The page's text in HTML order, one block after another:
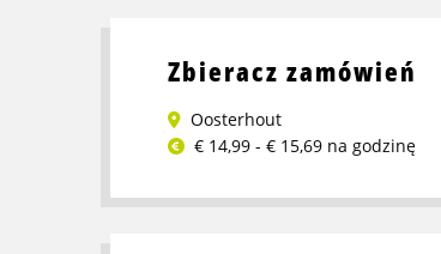
magazynu
Zbieracz zamówień
Oosterhout
€ 14,99 - € 15,69 na godzinę
więcej